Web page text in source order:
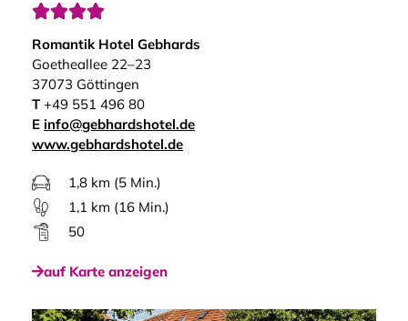

Romantik Hotel Gebhards
Goetheallee 22–23
37073 Göttingen
T+49 551 496 80
E info@gebhardshotel.de
www.gebhardshotel.de
1,8 km (5 Min.)
1,1 km (16 Min.)
50
auf Karte anzeigen